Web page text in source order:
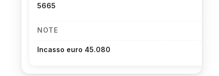
5665
NOTE
Incasso euro 45.080